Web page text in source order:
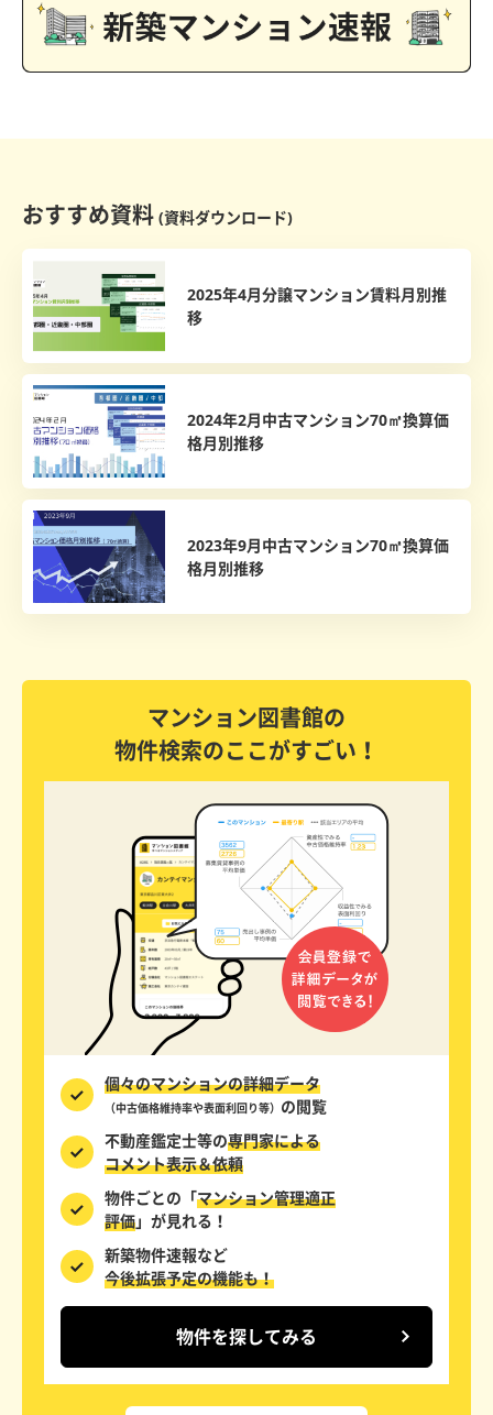
おすすめ資料 (資料ダウンロード)
2025年4月分譲マンション賃料月別推
移
2024年2月中古マンション70㎡換算価
格月別推移
2023年9月中古マンション70㎡換算価
格月別推移
マンション図書館の
物件検索のここがすごい！
個々のマンションの詳細データ
（中古価格維持率や表面利回り等） の閲覧
不動産鑑定士等の専門家による
コメント表示＆依頼
物件ごとの「マンション管理適正
評価」が見れる！
新築物件速報など
今後拡張予定の機能も！
物件を探してみる